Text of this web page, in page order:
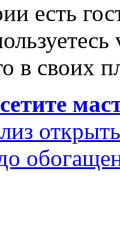
есть
в своих